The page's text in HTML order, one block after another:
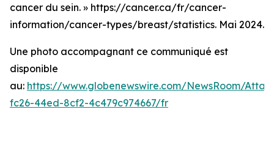
cancer du sein. » https://cancer.ca/fr/cancer-
information/cancer-types/breast/statistics. Mai 2024.
Une photo accompagnant ce communiqué est
disponible
au: https://www.globenewswire.com/NewsRoom/
fc26-44ed-8cf2-4c479c974667/fr